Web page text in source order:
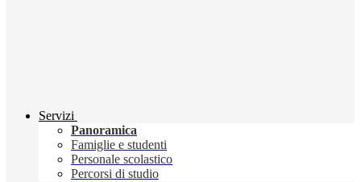
Servizi
Panoramica
Famiglie e studenti
Personale scolastico
Percorsi di studio